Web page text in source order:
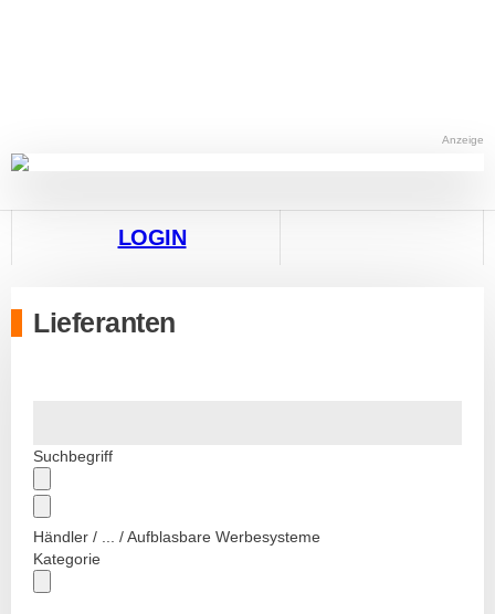
Anzeige
LOGIN
Lieferanten
Suchbegriff
Händler / ... / Aufblasbare Werbesysteme
Kategorie